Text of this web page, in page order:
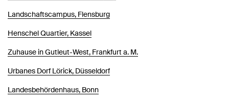
Landschaftscampus, Flensburg
Henschel Quartier, Kassel
Zuhause in Gutleut-West, Frankfurt a. M.
Urbanes Dorf Lörick, Düsseldorf
Landesbehördenhaus, Bonn